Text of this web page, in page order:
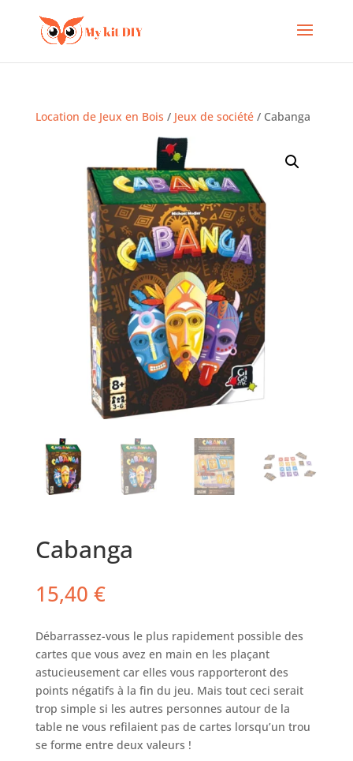
Location de Jeux en Bois / Jeux de société/ Cabanga
Cabanga
15,40 €
Débarrassez-vous le plus rapidement possible des
cartes que vous avez en main en les plaçant
astucieusement car elles vous rapporteront des
points négatifs à la fin du jeu. Mais tout ceci serait
trop simple si les autres personnes autour de la
table ne vous refilaient pas de cartes lorsqu’un trou
se forme entre deux valeurs !